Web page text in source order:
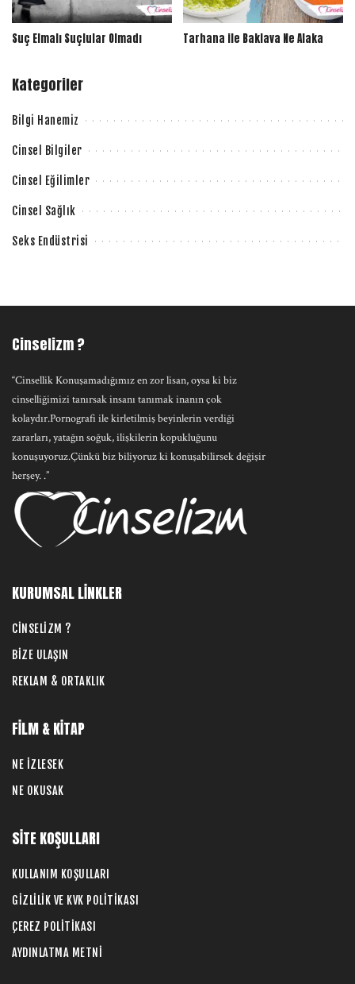
Suç Elmalı Suçlular Olmadı Tarhana ile Baklava Ne Alaka
Kategoriler
Bilgi Hanemiz
Cinsel Bilgiler
Cinsel Eğilimler
Cinsel Sağlık
Seks Endüstrisi
Cinselizm ?
“Cinsellik Konuşamadığımız en zor lisan, oysa ki biz
cinselliğimizi tanırsak insanı tanımak inanın çok
kolaydır.Pornografi ile kirletilmiş beyinlerin verdiği
zararları, yatağın soğuk, ilişkilerin kopukluğunu
konuşuyoruz.Çünkü biz biliyoruz ki konuşabilirsek değişir
herşey. .”
KURUMSAL LİNKLER
CİNSELİZM ?
BİZE ULAŞIN
REKLAM & ORTAKLIK
FİLM & KİTAP
NE İZLESEK
NE OKUSAK
SİTE KOŞULLARI
KULLANIM KOŞULLARI
GİZLİLİK VE KVK POLİTİKASI
ÇEREZ POLİTİKASI
AYDINLATMA METNİ